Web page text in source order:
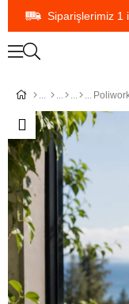
Siparişlerimiz 1